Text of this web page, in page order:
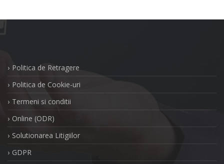
Politica de Retragere
Politica de Cookie-uri
Termeni si conditii
Online (ODR)
Solutionarea Litigiilor
GDPR